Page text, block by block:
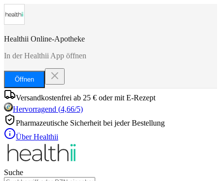
Healthii Online-Apotheke
In der Healthii App öffnen
Öffnen
Versandkostenfrei ab 25 € oder mit E-Rezept
Hervorragend (4,66/5)
Pharmazeutische Sicherheit bei jeder Bestellung
Über Healthii
Suche